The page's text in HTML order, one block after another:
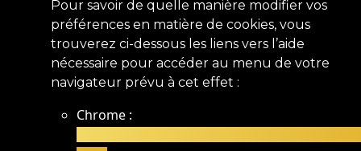
Pour savoir de quelle manière modifier vos
préférences en matière de cookies, vous
trouverez ci-dessous les liens vers l’aide
nécessaire pour accéder au menu de votre
navigateur prévu à cet effet :
Chrome :